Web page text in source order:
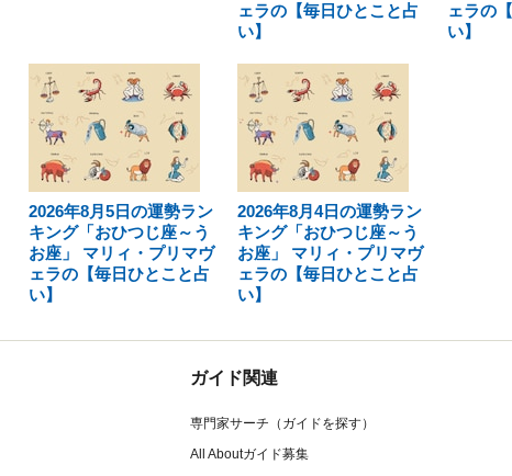
ェラの【毎日ひとこと占
い】
ェラの
い】
2026年8月5日の運勢ラン
キング「おひつじ座～う
お座」 マリィ・プリマヴ
ェラの【毎日ひとこと占
い】
2026年8月4日の運勢ラン
キング「おひつじ座～う
お座」 マリィ・プリマヴ
ェラの【毎日ひとこと占
い】
ガイド関連
専門家サーチ（ガイドを探す）
All Aboutガイド募集